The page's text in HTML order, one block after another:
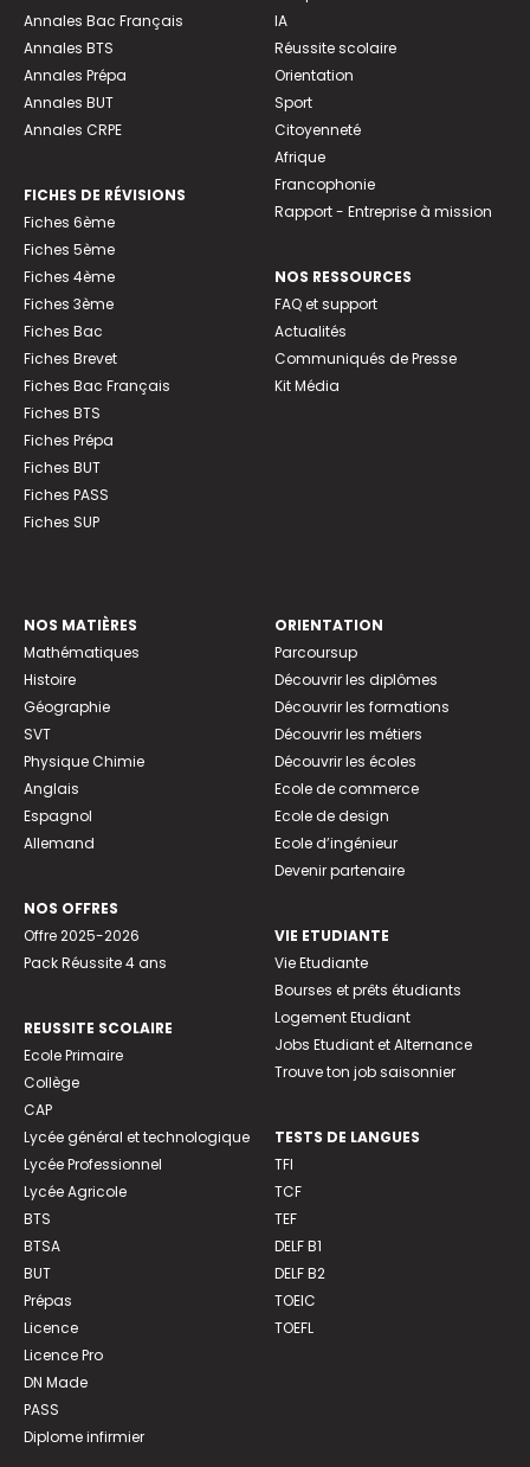
Annales Bac Français
Annales BTS
Annales Prépa
Annales BUT
Annales CRPE
FICHES DE RÉVISIONS
Fiches 6ème
Fiches 5ème
Fiches 4ème
Fiches 3ème
Fiches Bac
Fiches Brevet
Fiches Bac Français
Fiches BTS
Fiches Prépa
Fiches BUT
Fiches PASS
Fiches SUP
IA
Réussite scolaire
Orientation
Sport
Citoyenneté
Afrique
Francophonie
Rapport - Entreprise à mission
NOS RESSOURCES
FAQ et support
Actualités
Communiqués de Presse
Kit Média
NOS MATIÈRES
Mathématiques
Histoire
Géographie
SVT
Physique Chimie
Anglais
Espagnol
Allemand
NOS OFFRES
Offre 2025-2026
Pack Réussite 4 ans
REUSSITE SCOLAIRE
Ecole Primaire
Collège
CAP
Lycée général et technologique
Lycée Professionnel
Lycée Agricole
BTS
BTSA
BUT
Prépas
Licence
Licence Pro
DN Made
PASS
Diplome infirmier
ORIENTATION
Parcoursup
Découvrir les diplômes
Découvrir les formations
Découvrir les métiers
Découvrir les écoles
Ecole de commerce
Ecole de design
Ecole d’ingénieur
Devenir partenaire
VIE ETUDIANTE
Vie Etudiante
Bourses et prêts étudiants
Logement Etudiant
Jobs Etudiant et Alternance
Trouve ton job saisonnier
TESTS DE LANGUES
TFI
TCF
TEF
DELF B1
DELF B2
TOEIC
TOEFL